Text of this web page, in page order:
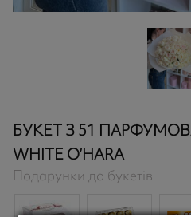
БУКЕТ З 51
WHITE O’HARA
Подарунки до букетів